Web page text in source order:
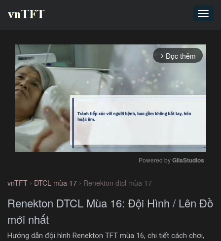
arrow_forward_ios Đọc thêm
Powered by GliaStudios
vnTFT › DTCL mùa 17 › Renekton dtcl mùa 17
Renekton DTCL Mùa 16: Đội Hình / Lên Đồ
mới nhất
Hướng dẫn đội hình Renekton TFT mùa 16, chi tiết cách chơi,